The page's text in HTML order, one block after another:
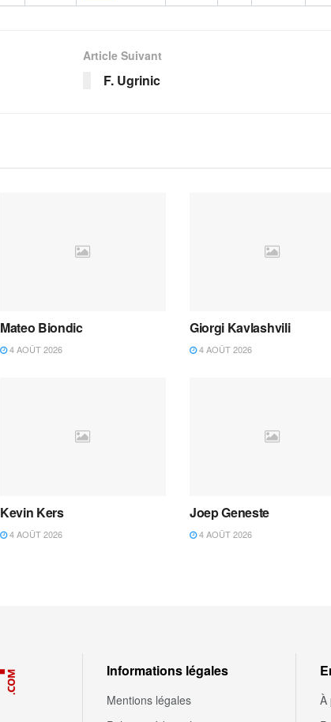
Article Suivant
F. Ugrinic
Mateo Biondic
4 AOÛT 2026
Giorgi Kavlashvili
4 AOÛT 2026
Kevin Kers
4 AOÛT 2026
Joep Geneste
4 AOÛT 2026
Informations légales
Mentions légales
À